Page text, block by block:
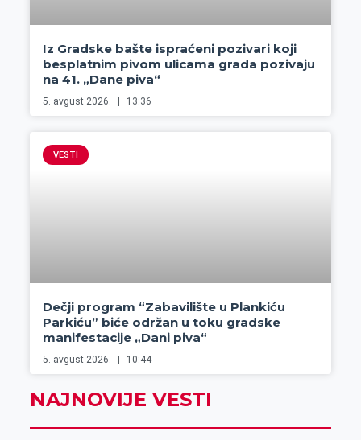
Iz Gradske bašte ispraćeni pozivari koji
besplatnim pivom ulicama grada pozivaju
na 41. „Dane piva“
5. avgust 2026. 13:36
VESTI
Dečji program “Zabavilište u Plankiću
Parkiću” biće održan u toku gradske
manifestacije „Dani piva“
5. avgust 2026. 10:44
NAJNOVIJE VESTI